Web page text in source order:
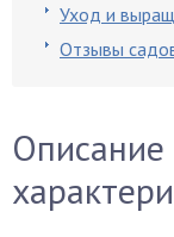
Уход и
Отзывы